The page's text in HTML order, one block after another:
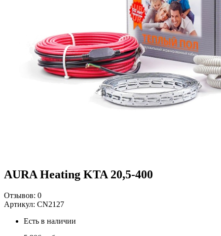
AURA Heating KTA 20,5-400
Отзывов: 0
Артикул: CN2127
Есть в наличии